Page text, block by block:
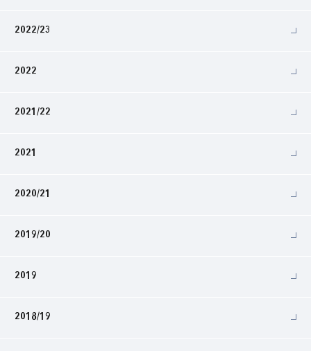
2022/23
2022
2021/22
2021
2020/21
2019/20
2019
2018/19